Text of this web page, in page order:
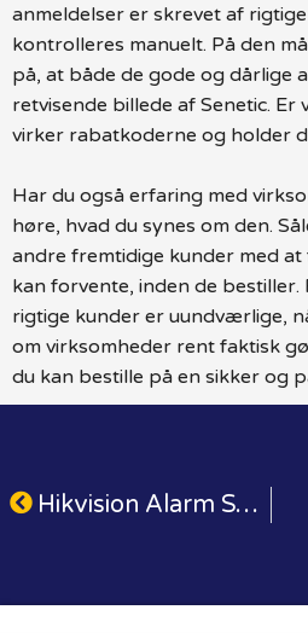
anmeldelser er skrevet af
kontrolleres manuelt. På den
på, at både de gode og dårlige
retvisende billede af Senetic. Er
virker rabatkoderne og holder
Har du også erfaring med
høre, hvad du synes om den.
andre fremtidige kunder med at
kan forvente, inden de bestiller.
rigtige kunder er uundværlige,
om virksomheder rent faktisk
du kan bestille på en sikker og
Hikvision Alarm System